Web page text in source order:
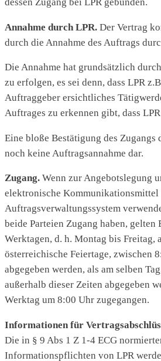
Annahme durch LPR. Der Vertrag
durch die Annahme des Auftrags
Die Annahme hat grundsätzlich
zu erfolgen, es sei denn, dass LPR
Auftraggeber ersichtliches
Auftrages zu erkennen gibt, dass
Eine bloße Bestätigung des Zugangs
noch keine Auftragsannahme dar.
Zugang. Wenn zur Angebotslegung
elektronische Kommunikationsmittel
Auftragsverwaltungssystem
beide Parteien Zugang haben, gelten
Werktagen, d. h. Montag bis Freitag,
österreichische Feiertage, zwischen
abgegeben werden, als am selben
außerhalb dieser Zeiten abgegeben
Werktag um 8:00 Uhr zugegangen.
Informationen für
Die in § 9 Abs 1 Z 1-4 ECG
Informationspflichten von LPR